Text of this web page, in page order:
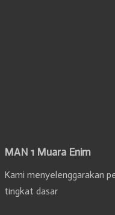
MAN 1 Muara Enim
Kami menyelenggarakan
tingkat dasar